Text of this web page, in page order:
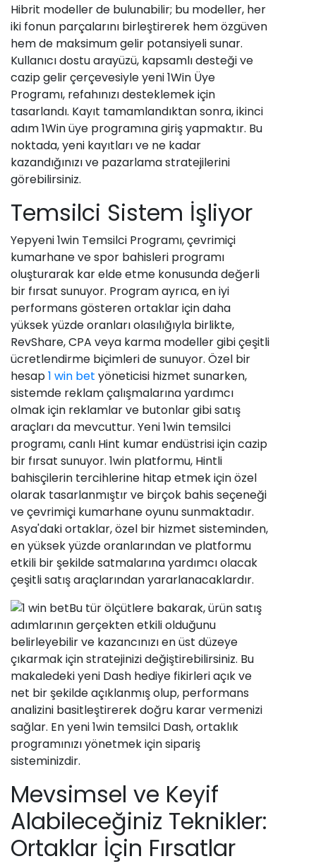
Hibrit modeller de bulunabilir; bu modeller, her
iki fonun parçalarını birleştirerek hem özgüven
hem de maksimum gelir potansiyeli sunar.
Kullanıcı dostu arayüzü, kapsamlı desteği ve
cazip gelir çerçevesiyle yeni 1Win Üye
Programı, refahınızı desteklemek için
tasarlandı. Kayıt tamamlandıktan sonra, ikinci
adım 1Win üye programına giriş yapmaktır. Bu
noktada, yeni kayıtları ve ne kadar
kazandığınızı ve pazarlama stratejilerini
görebilirsiniz.
Temsilci Sistem İşliyor
Yepyeni 1win Temsilci Programı, çevrimiçi
kumarhane ve spor bahisleri programı
oluşturarak kar elde etme konusunda değerli
bir fırsat sunuyor. Program ayrıca, en iyi
performans gösteren ortaklar için daha
yüksek yüzde oranları olasılığıyla birlikte,
RevShare, CPA veya karma modeller gibi çeşitli
ücretlendirme biçimleri de sunuyor. Özel bir
hesap1 win bet yöneticisi hizmet sunarken,
sistemde reklam çalışmalarına yardımcı
olmak için reklamlar ve butonlar gibi satış
araçları da mevcuttur. Yeni 1win temsilci
programı, canlı Hint kumar endüstrisi için cazip
bir fırsat sunuyor. 1win platformu, Hintli
bahisçilerin tercihlerine hitap etmek için özel
olarak tasarlanmıştır ve birçok bahis seçeneği
ve çevrimiçi kumarhane oyunu sunmaktadır.
Asya'daki ortaklar, özel bir hizmet sisteminden,
en yüksek yüzde oranlarından ve platformu
etkili bir şekilde satmalarına yardımcı olacak
çeşitli satış araçlarından yararlanacaklardır.
Bu tür ölçütlere bakarak, ürün satış
adımlarının gerçekten etkili olduğunu
belirleyebilir ve kazancınızı en üst düzeye
çıkarmak için stratejinizi değiştirebilirsiniz. Bu
makaledeki yeni Dash hediye fikirleri açık ve
net bir şekilde açıklanmış olup, performans
analizini basitleştirerek doğru karar vermenizi
sağlar. En yeni 1win temsilci Dash, ortaklık
programınızı yönetmek için sipariş
sisteminizdir.
Mevsimsel ve Keyif
Alabileceğiniz Teknikler:
Ortaklar İçin Fırsatlar